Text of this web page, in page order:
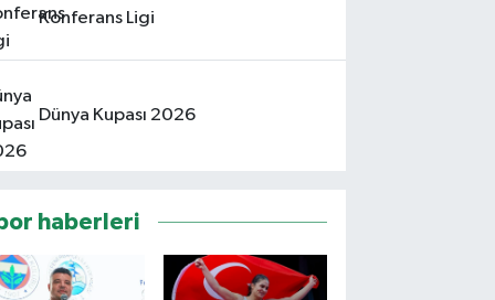
Konferans Ligi
Dünya Kupası 2026
haberleri